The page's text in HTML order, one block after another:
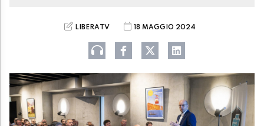
LIBERATV 18 MAGGIO 2024